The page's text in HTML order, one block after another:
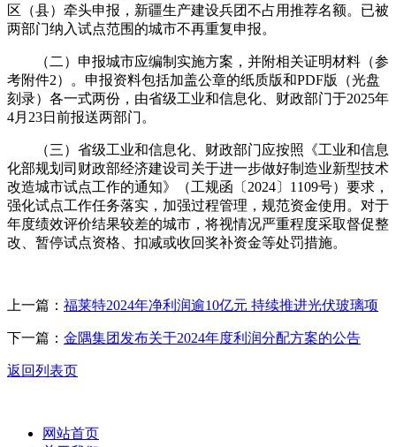
区（县）牵头申报，新疆生产建设兵团不占用推荐名额。已被
两部门纳入试点范围的城市不再重复申报。
（二）申报城市应编制实施方案，并附相关证明材料（参
考附件2）。申报资料包括加盖公章的纸质版和PDF版（光盘
刻录）各一式两份，由省级工业和信息化、财政部门于2025年
4月23日前报送两部门。
（三）省级工业和信息化、财政部门应按照《工业和信息
化部规划司财政部经济建设司关于进一步做好制造业新型技术
改造城市试点工作的通知》（工规函〔2024〕1109号）要求，
强化试点工作任务落实，加强过程管理，规范资金使用。对于
年度绩效评价结果较差的城市，将视情况严重程度采取督促整
改、暂停试点资格、扣减或收回奖补资金等处罚措施。
上一篇： 福莱特2024年净利润逾10亿元 持续推进光伏玻璃项
下一篇： 金隅集团发布关于2024年度利润分配方案的公告
返回列表页
网站首页